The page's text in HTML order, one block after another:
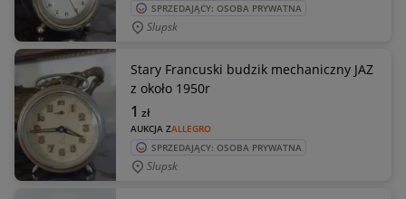
SPRZEDAJĄCY: OSOBA PRYWATNA
Slupsk
Stary Francuski budzik mechaniczny JAZ
z około 1950r
AUKCJA ZALLEGRO
1 zł
SPRZEDAJĄCY: OSOBA PRYWATNA
Slupsk